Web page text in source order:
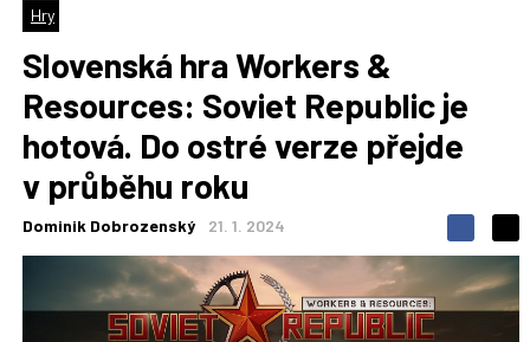
Hry
Slovenská hra Workers &
Resources: Soviet Republic je
hotová. Do ostré verze přejde
v průběhu roku
Dominik Dobrozenský 21. 1. 2024
S
d
S
í
l
e
í
l